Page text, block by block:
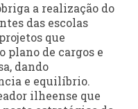
a realização do
das escolas
que
plano de cargos e
dando
e equilíbrio.
ilheense que